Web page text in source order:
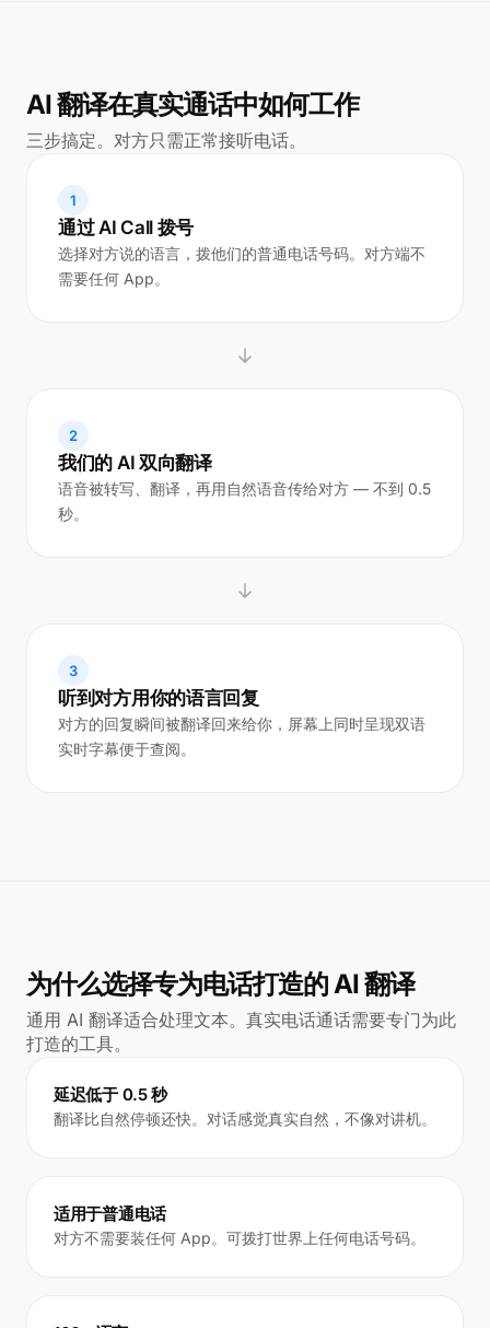
AI 翻译在真实通话中如何工作
三步搞定。对方只需正常接听电话。
1
通过 AI Call 拨号
选择对方说的语言，拨他们的普通电话号码。对方端不
需要任何 App。
2
我们的 AI 双向翻译
语音被转写、翻译，再用自然语音传给对方 — 不到 0.5
秒。
3
听到对方用你的语言回复
对方的回复瞬间被翻译回来给你，屏幕上同时呈现双语
实时字幕便于查阅。
为什么选择专为电话打造的 AI 翻译
通用 AI 翻译适合处理文本。真实电话通话需要专门为此
打造的工具。
延迟低于 0.5 秒
翻译比自然停顿还快。对话感觉真实自然，不像对讲机。
适用于普通电话
对方不需要装任何 App。可拨打世界上任何电话号码。